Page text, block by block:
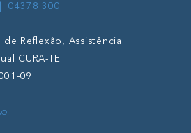
04378 300
Reflexão, Assistência
CURA-TE
09